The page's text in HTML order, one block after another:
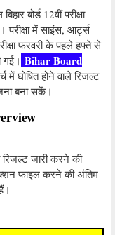
बोर्ड 12वीं परीक्षा
में साइंस, आर्ट्स
फरवरी के पहले हफ्ते से
गई। Bihar Board
में घोषित होने वाले रिजल्ट
बना सकें।
जारी करने की
फाइल करने की अंतिम